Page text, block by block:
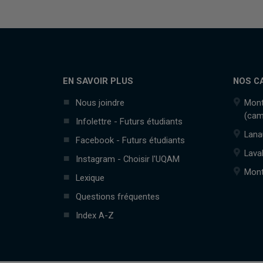
EN SAVOIR PLUS
Nous joindre
Infolettre - Futurs étudiants
Facebook - Futurs étudiants
Instagram - Choisir l'UQAM
Lexique
Questions fréquentes
Index A-Z
NOS
Laval